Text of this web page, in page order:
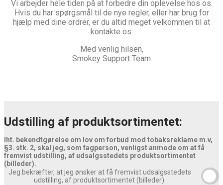
Vi arbejder hele tiden på at forbedre din oplevelse hos os.
Hvis du har spørgsmål til de nye regler, eller har brug for
hjælp med dine ordrer, er du altid meget velkommen til at
kontakte os.
Med venlig hilsen,
Smokey Support Team
Udstilling af produktsortimentet:
Iht. bekendtgørelse om lov om forbud mod tobaksreklame m.v,
§3. stk. 2, skal jeg, som fagperson, venligst anmode om at få
fremvist udstilling, af udsalgsstedets produktsortimentet
(billeder).
Jeg bekræfter, at jeg ønsker at få fremvist udsalgsstedets
udstilling, af produktsortimentet (billeder).